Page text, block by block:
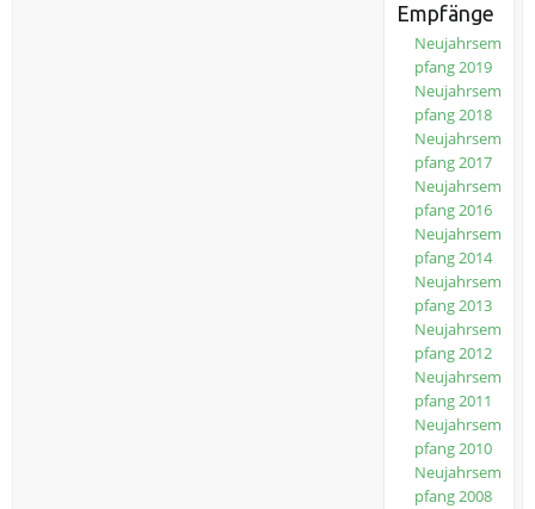
Empfänge
Neujahrsem
pfang 2019
Neujahrsem
pfang 2018
Neujahrsem
pfang 2017
Neujahrsem
pfang 2016
Neujahrsem
pfang 2014
Neujahrsem
pfang 2013
Neujahrsem
pfang 2012
Neujahrsem
pfang 2011
Neujahrsem
pfang 2010
Neujahrsem
pfang 2008